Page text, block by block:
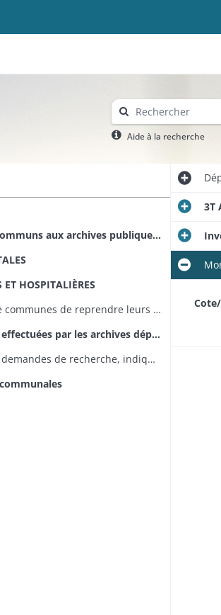
Aide à la recherche
publiques conservées dans le département)
HOSPITALIÈRES
ARMOIRIES: demandes de communes de reprendre leurs anciennes armoiries, renseignements sur les armoiries des communes (dossiers dans l'ordre alphabétique des communes)
par les archives départementales
Registre d’inscription des demandes de recherche, indiquant le résultat de la recherche
3T